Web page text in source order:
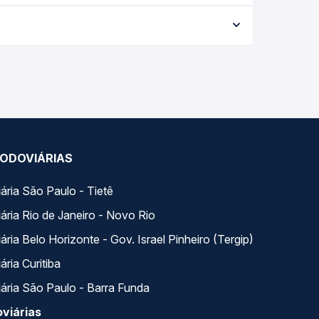
melhor oferta para o seu roteiro.
São Paulo - Tietê
Rio de Janeiro - Novo Rio
Belo Horizonte - Gov. Israel Pinheiro (Tergip)
Curitiba
São Paulo - Barra Funda